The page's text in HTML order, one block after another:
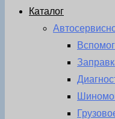
Каталог